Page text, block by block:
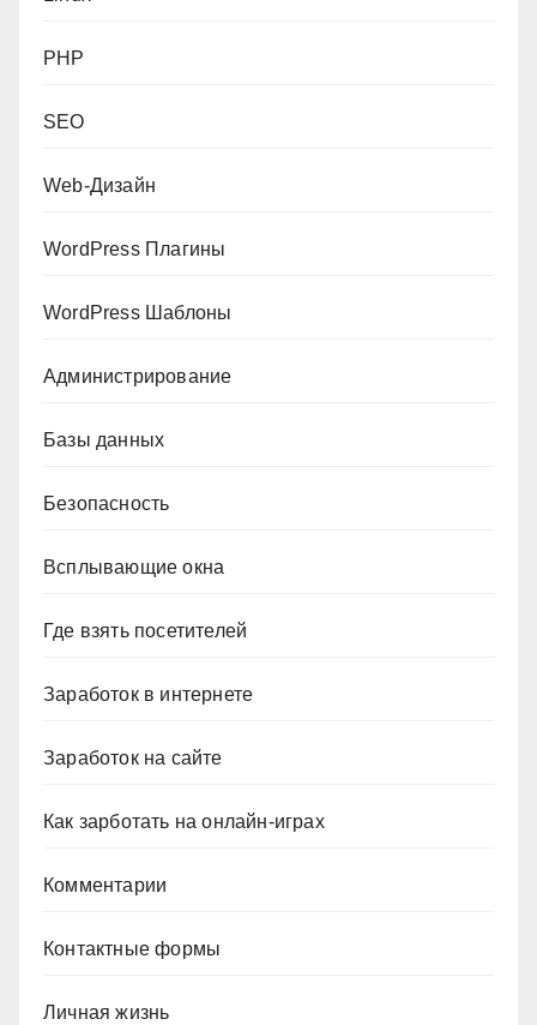
PHP
SEO
Web-Дизайн
WordPress Плагины
WordPress Шаблоны
Администрирование
Базы данных
Безопасность
Всплывающие окна
Где взять посетителей
Заработок в интернете
Заработок на сайте
Как зарботать на онлайн-играх
Комментарии
Контактные формы
Личная жизнь